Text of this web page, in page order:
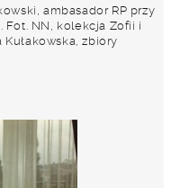
ambasador RP przy
Fot. NN, kolekcja Zofii i
Kułakowska, zbiory